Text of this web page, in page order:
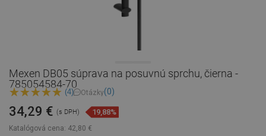
Mexen DB05 súprava na posuvnú sprchu, čierna -
785054584-70
(4) Otázky(0)
Katalógová cena: 42,80 €
34,29 € (s DPH) 19,88%